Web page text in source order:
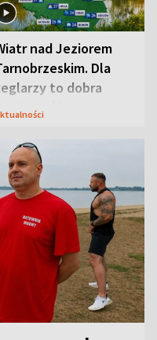
nad Jeziorem
Dla
to dobra